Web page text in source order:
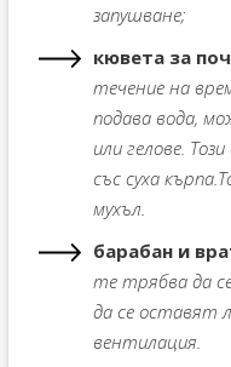
запушване;
кювета за
течение на
подава вода,
или гелове.
със суха
мухъл.
барабан и
те трябва да
да се оставят
вентилация.